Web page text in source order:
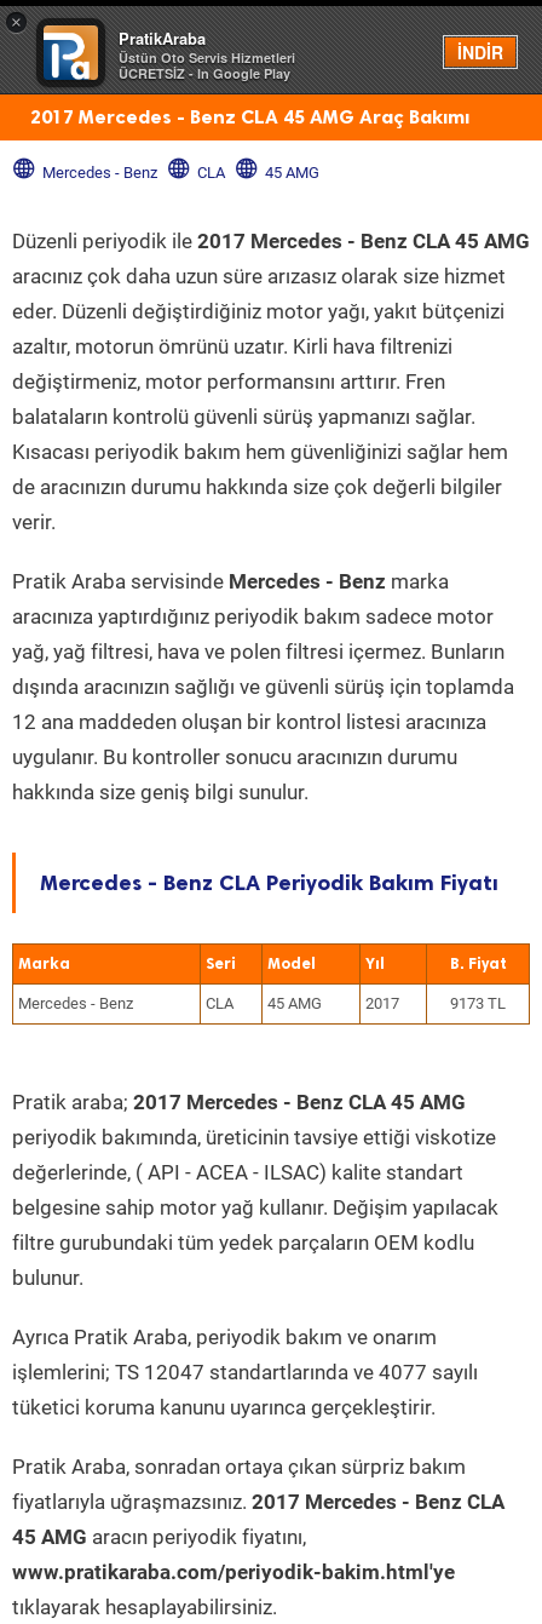
×
PratikAraba
Üstün Oto Servis Hizmetleri
ÜCRETSİZ - In Google Play
İNDİR
Menü
2017 Mercedes - Benz CLA 45 AMG Araç Bakımı
Mercedes - Benz CLA 45 AMG
Düzenli periyodik ile 2017 Mercedes - Benz CLA 45 AMG
aracınız çok daha uzun süre arızasız olarak size hizmet
eder. Düzenli değiştirdiğiniz motor yağı, yakıt bütçenizi
azaltır, motorun ömrünü uzatır. Kirli hava filtrenizi
değiştirmeniz, motor performansını arttırır. Fren
balataların kontrolü güvenli sürüş yapmanızı sağlar.
Kısacası periyodik bakım hem güvenliğinizi sağlar hem
de aracınızın durumu hakkında size çok değerli bilgiler
verir.
Pratik Araba servisinde Mercedes - Benz marka
aracınıza yaptırdığınız periyodik bakım sadece motor
yağ, yağ filtresi, hava ve polen filtresi içermez. Bunların
dışında aracınızın sağlığı ve güvenli sürüş için toplamda
12 ana maddeden oluşan bir kontrol listesi aracınıza
uygulanır. Bu kontroller sonucu aracınızın durumu
hakkında size geniş bilgi sunulur.
Mercedes - Benz CLA Periyodik Bakım Fiyatı
Marka Seri Model Yıl
Mercedes - Benz CLA 45 AMG 2017 9173 TL
Pratik araba; 2017 Mercedes - Benz CLA 45 AMG
periyodik bakımında, üreticinin tavsiye ettiği viskotize
değerlerinde, ( API - ACEA - ILSAC) kalite standart
belgesine sahip motor yağ kullanır. Değişim yapılacak
filtre gurubundaki tüm yedek parçaların OEM kodlu
bulunur.
Ayrıca Pratik Araba, periyodik bakım ve onarım
işlemlerini; TS 12047 standartlarında ve 4077 sayılı
tüketici koruma kanunu uyarınca gerçekleştirir.
Pratik Araba, sonradan ortaya çıkan sürpriz bakım
fiyatlarıyla uğraşmazsınız. 2017 Mercedes - Benz CLA
45 AMG aracın periyodik fiyatını,
www.pratikaraba.com/periyodik-bakim.html'ye
tıklayarak hesaplayabilirsiniz.